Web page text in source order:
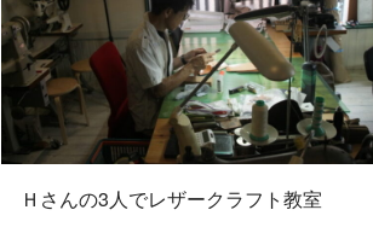
Ｈさんの3人でレザークラフト教室